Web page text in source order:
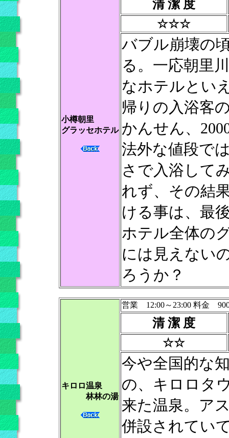
小樽朝里
グラッセホテル
清 潔 度
☆☆☆
バブル崩壊の
る。一応朝里
なホテルとい
帰りの入浴客
かんせん、
法外な値段で
さで入浴して
れず、その結
ける事は、最
ホテル全体の
には見えない
ろうか？
キロロ温泉
林林の湯
営業 12:00～23:00 料金
清 潔 度
☆☆
今や全国的な
の、キロロタ
来た温泉。ア
併設されてい